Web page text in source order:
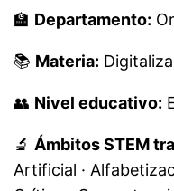
🏫 Departamento:
📚 Materia:
👥 Nivel educativo:
🔬 Ámbitos STEM
Artificial ·